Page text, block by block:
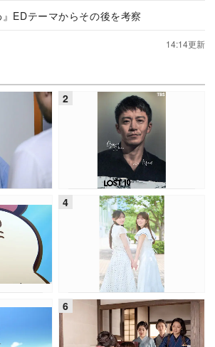
』EDテーマからその後を考察
14:14更新